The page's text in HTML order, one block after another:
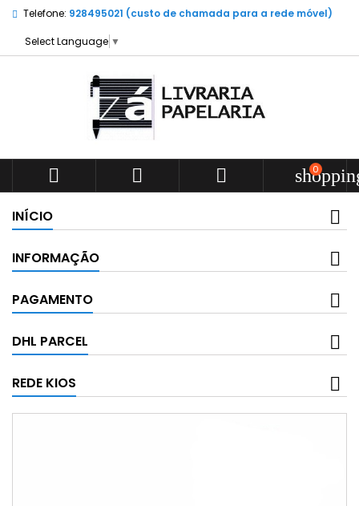
Telefone: 928495021 (custo de chamada para a rede móvel)
Select Language ▼
   0
INÍCIO
INFORMAÇÃO
PAGAMENTO
DHL PARCEL
REDE KIOS